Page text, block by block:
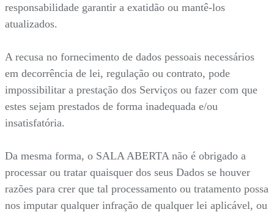
responsabilidade garantir a exatidão ou mantê-los
atualizados.
A recusa no fornecimento de dados pessoais necessários
em decorrência de lei, regulação ou contrato, pode
impossibilitar a prestação dos Serviços ou fazer com que
estes sejam prestados de forma inadequada e/ou
insatisfatória.
Da mesma forma, o SALA ABERTA não é obrigado a
processar ou tratar quaisquer dos seus Dados se houver
razões para crer que tal processamento ou tratamento possa
nos imputar qualquer infração de qualquer lei aplicável, ou